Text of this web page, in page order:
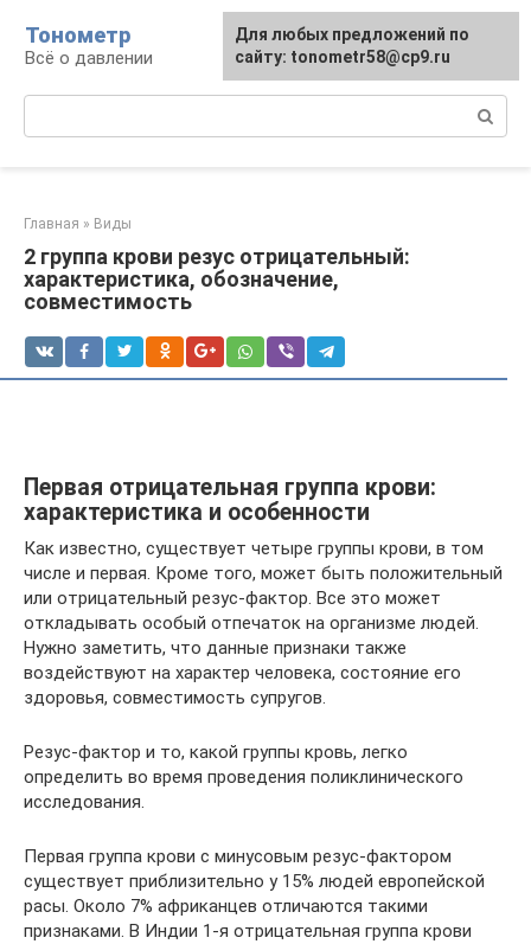
контенту
Тонометр
Всё о давлении
Главная » Виды
2 группа крови резус отрицательный:
характеристика, обозначение,
совместимость
Первая отрицательная группа крови:
характеристика и особенности
Как известно, существует четыре группы крови, в том
числе и первая. Кроме того, может быть положительный
или отрицательный резус-фактор. Все это может
откладывать особый отпечаток на организме людей.
Нужно заметить, что данные признаки также
воздействуют на характер человека, состояние его
здоровья, совместимость супругов.
Резус-фактор и то, какой группы кровь, легко
определить во время проведения поликлинического
исследования.
Первая группа крови с минусовым резус-фактором
существует приблизительно у 15% людей европейской
расы. Около 7% африканцев отличаются такими
признаками. В Индии 1-я отрицательная группа крови
Для любых предложений по
сайту: tonometr58@cp9.ru
Для любых предложений по
сайту: tonometr58@cp9.ru